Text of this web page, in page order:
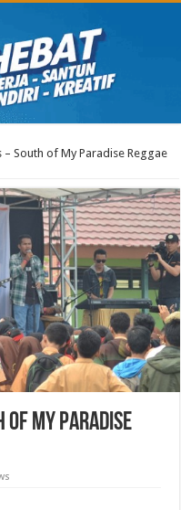
– South of My Paradise Reggae
of My Paradise